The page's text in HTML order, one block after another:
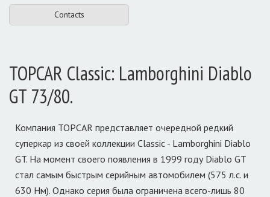
Contacts
TOPCAR Classic: Lamborghini Diablo
GT 73/80.
Компания TOPCAR представляет очередной редкий
суперкар из своей коллекции Classic - Lamborghini Diablo
GT. На момент своего появления в 1999 году Diablo GT
стал самым быстрым серийным автомобилем (575 л.с. и
630 Нм). Однако серия была ограничена всего-лишь 80